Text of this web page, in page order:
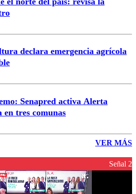
declara emergencia agrícola
Senapred activa Alerta
en tres comunas
VER MÁS
Señal 2